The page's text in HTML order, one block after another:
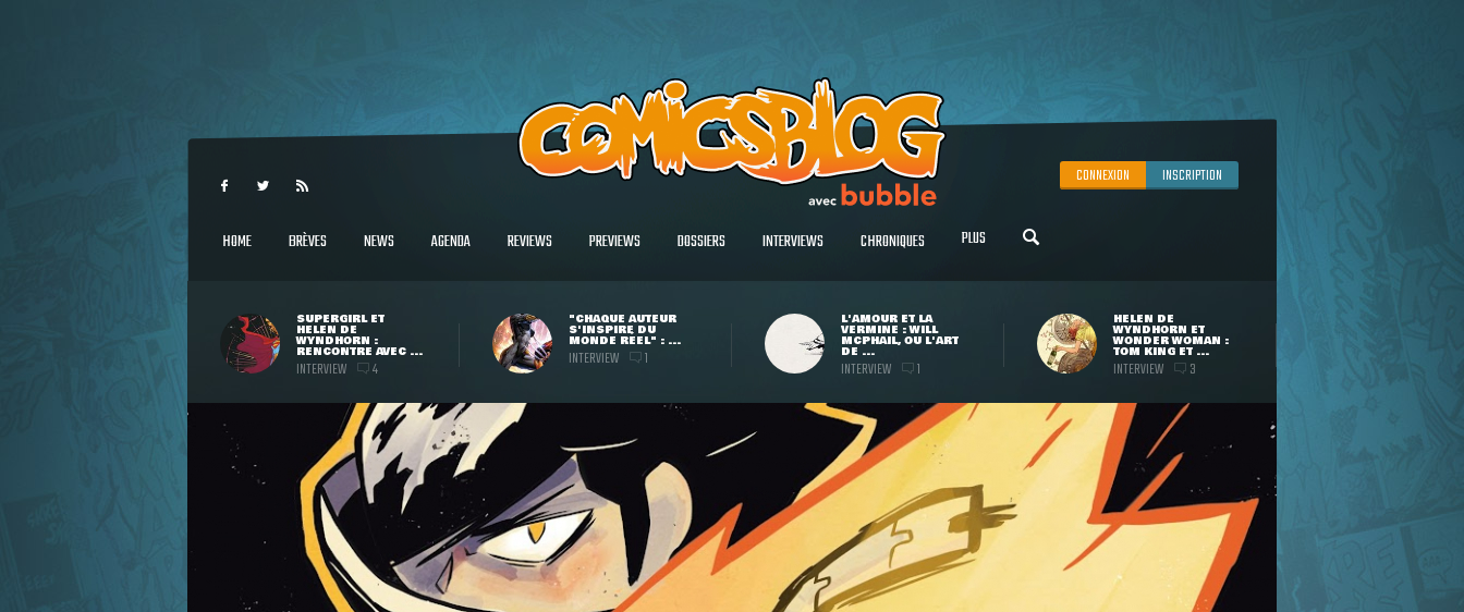
CONNEXION INSCRIPTION
HOME BRÈVES NEWS AGENDA REVIEWS PREVIEWS DOSSIERS INTERVIEWS CHRONIQUES PLUS
SUPERGIRL ET
HELEN DE
WYNDHORN :
RENCONTRE AVEC ...
INTERVIEW 4
"CHAQUE AUTEUR
S'INSPIRE DU
MONDE RÉEL" : ...
INTERVIEW 1
L'AMOUR ET LA
VERMINE : WILL
MCPHAIL, OU L'ART
DE ...
INTERVIEW 1
HELEN DE
WYNDHORN ET
WONDER WOMAN :
TOM KING ET ...
INTERVIEW 3